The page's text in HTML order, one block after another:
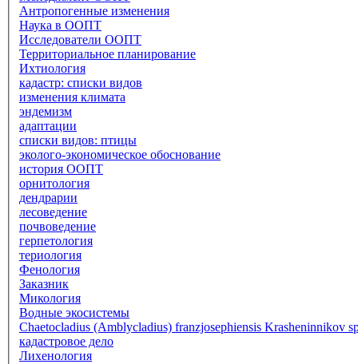
Антропогенные изменения
Наука в ООПТ
Исследователи ООПТ
Территориальное планирование
Ихтиология
кадастр: списки видов
изменения климата
эндемизм
адаптации
списки видов: птицы
эколого-экономическое обоснование
история ООПТ
орнитология
дендрарии
лесоведение
почвоведение
герпетология
териология
Фенология
Заказник
Микология
Водные экосистемы
Chaetocladius (Amblycladius) franzjosephiensis Krasheninnikov
кадастровое дело
Лихенология